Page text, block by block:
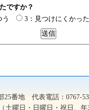
ですか？
う
3：見つけにくかった
番地 代表電話：0767-
土曜日・日曜日・祝日、年